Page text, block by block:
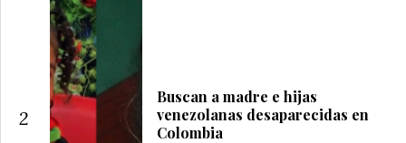
2
Buscan a madre e hijas
venezolanas desaparecidas en
Colombia